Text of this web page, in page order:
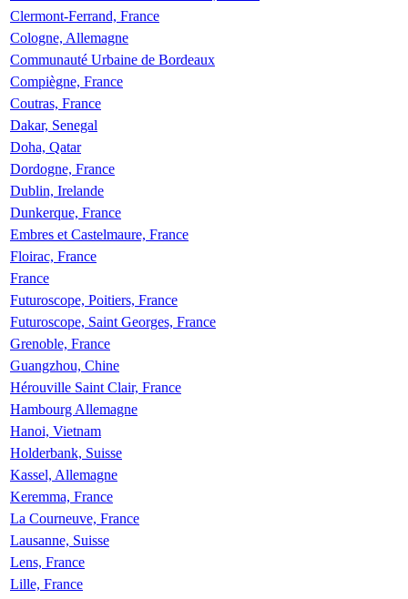
Clermont-Ferrand, France
Cologne, Allemagne
Communauté Urbaine de Bordeaux
Compiègne, France
Coutras, France
Dakar, Senegal
Doha, Qatar
Dordogne, France
Dublin, Irelande
Dunkerque, France
Embres et Castelmaure, France
Floirac, France
France
Futuroscope, Poitiers, France
Futuroscope, Saint Georges, France
Grenoble, France
Guangzhou, Chine
Hérouville Saint Clair, France
Hambourg Allemagne
Hanoi, Vietnam
Holderbank, Suisse
Kassel, Allemagne
Keremma, France
La Courneuve, France
Lausanne, Suisse
Lens, France
Lille, France